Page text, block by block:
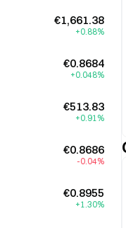
€1,661.38
+0.88%
€0.8684
+0.048%
€513.83
+0.91%
€0.8686
-0.04%
€0.8955
+1.30%